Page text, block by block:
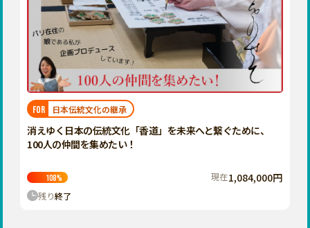
関東
茨城
栃木
神奈川
島根 岡山 広島 山口
徳島 愛媛 高知
九州・沖縄
福岡 佐賀 長崎
宮崎
鹿児島 沖縄
FOR 日本伝統文化の継承
消えゆく日本の伝統文化「香道」を未来へと繋ぐために、
100人の仲間を集めたい！
108% 現在1,084,000円
残り終了